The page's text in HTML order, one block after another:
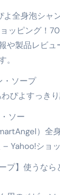
全身泡シャ
ッピング！
や製品レビュ
。
・ソープ
ぴよすっきり
ソー
）全
Yahoo!ショ
プ】使うな